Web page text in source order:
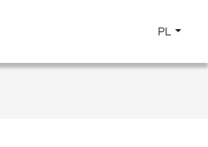
PL